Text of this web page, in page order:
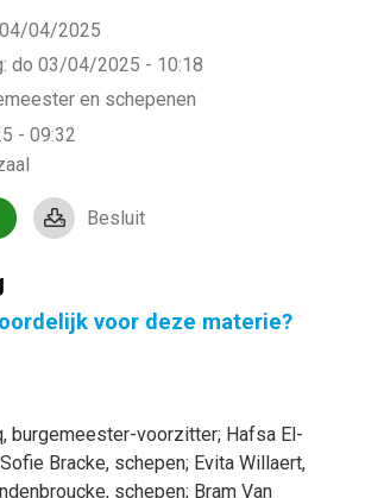
04/2025
: do 03/04/2025 - 10:18
en schepenen
- 09:32
Besluit
voor deze materie?
, burgemeester-voorzitter; Hafsa El-
Sofie Bracke, schepen; Evita Willaert,
, schepen; Bram Van